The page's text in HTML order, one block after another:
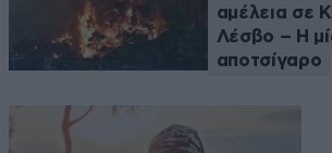
αμέλεια σε
Λέσβο – Η
αποτσίγαρο